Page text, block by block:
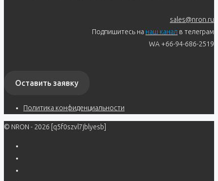
sales@nron.ru
Подпишитесь на наш канал в телеграм
WA +66-94-686-2519
Оставить заявку
Политика конфиденциальности
© NRON - 2026 [q5f0szvl7jblyesb]